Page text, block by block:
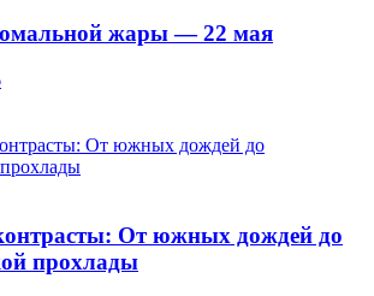
жары — 22 мая
От южных дождей до
прохлады